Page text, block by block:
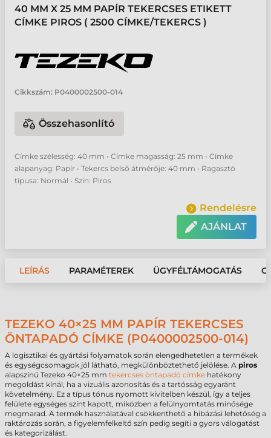
40 MM X 25 MM PAPÍR TEKERCSES ETIKETT
CÍMKE PIROS ( 2500 CÍMKE/TEKERCS )
Cikkszám: P0400002500-014
Összehasonlító
Címke szélesség: 40 mm • Címke magasság: 25 mm • Címke
alapanyag: Papír • Tekercs belső átmérője: 40 mm • Ragasztó
típusa: Normál • Szín: Piros
Rendelésre
AJÁNLAT
LEÍRÁS PARAMÉTEREK ÜGYFÉLTÁMOGATÁS
TEZEKO 40×25 MM PAPÍR TEKERCSES
ÖNTAPADÓ CÍMKE (P0400002500-014)
A logisztikai és gyártási folyamatok során elengedhetetlen a termékek
és egységcsomagok jól látható, megkülönböztethető jelölése. A piros
alapszínű Tezeko 40×25 mm tekercses öntapadó címke hatékony
megoldást kínál, ha a vizuális azonosítás és a tartósság egyaránt
követelmény. Ez a típus tónus nyomott kivitelben készül, így a teljes
felülete egységes színt kapott, miközben a felülnyomtatás minősége
megmarad. A termék használatával csökkenthető a hibázási lehetőség a
raktározás során, a figyelemfelkeltő szín pedig segíti a gyors válogatást
és kategorizálást.